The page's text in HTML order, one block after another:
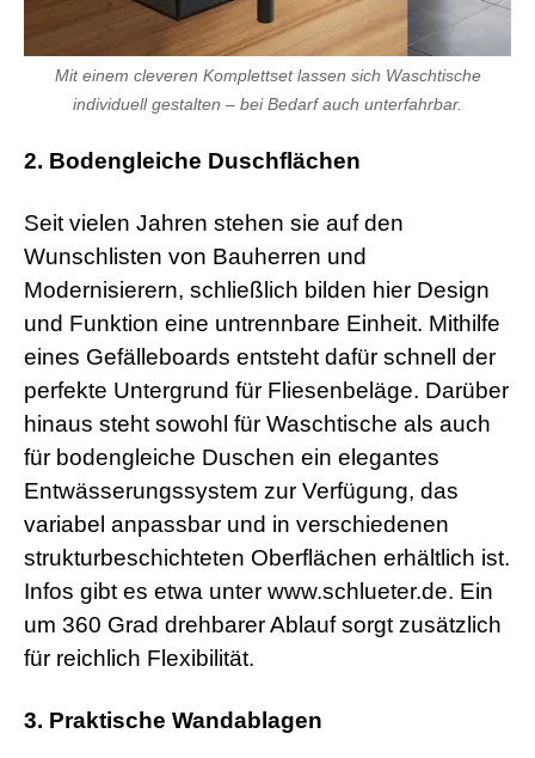
Mit einem cleveren Komplettset lassen sich Waschtische
individuell gestalten – bei Bedarf auch unterfahrbar.
2. Bodengleiche Duschflächen
Seit vielen Jahren stehen sie auf den
Wunschlisten von Bauherren und
Modernisierern, schließlich bilden hier Design
und Funktion eine untrennbare Einheit. Mithilfe
eines Gefälleboards entsteht dafür schnell der
perfekte Untergrund für Fliesenbeläge. Darüber
hinaus steht sowohl für Waschtische als auch
für bodengleiche Duschen ein elegantes
Entwässerungssystem zur Verfügung, das
variabel anpassbar und in verschiedenen
strukturbeschichteten Oberflächen erhältlich ist.
Infos gibt es etwa unter www.schlueter.de. Ein
um 360 Grad drehbarer Ablauf sorgt zusätzlich
für reichlich Flexibilität.
3. Praktische Wandablagen